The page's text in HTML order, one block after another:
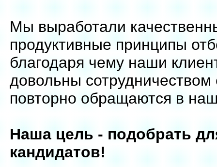
Мы выработали
продуктивные принципы
благодаря чему наши
довольны
повторно обращаются в
Наша цель - подобрать
кандидатов!